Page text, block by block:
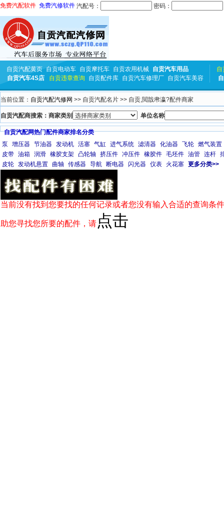
免费汽配软件 免费汽修软件 汽配号： 密码：
自贡汽配黄页 自贡电动车 自贡摩托车 自贡农用机械 自贡汽车用品
自贡汽车4S店
自贡违章查询 自贡配件库 自贡汽车修理厂 自贡汽车美容
自
当前位置： 自贡汽配汽修网 >> 自贡汽配名片 >> 自贡,閲戠帇瀛?配件商家
自贡汽配商搜索：商家类别 单位名称
自贡汽配网热门配件商家排名分类
泵
增压器 节油器 发动机 活塞 气缸 进气系统 滤清器 化油器 飞轮 燃气装置
皮带 油箱 润滑 橡胶支架 凸轮轴 挤压件 冲压件 橡胶件 毛坯件 油管 连杆
皮轮 发动机悬置 曲轴 传感器 导航 断电器 闪光器 仪表 火花塞 更多分类>>
当前没有找到您要找的任何记录或者您没有输入合适的查询条
助您寻找您所要的配件，请 点击